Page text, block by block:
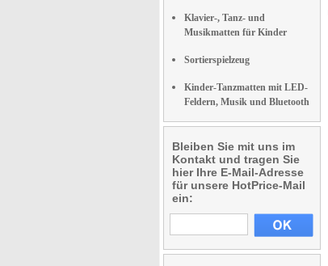
Klavier-, Tanz- und
Musikmatten für Kinder
Sortierspielzeug
Kinder-Tanzmatten mit LED-
Feldern, Musik und Bluetooth
Bleiben Sie mit uns im
Kontakt und tragen Sie
hier Ihre E-Mail-Adresse
für unsere HotPrice-Mail
ein: